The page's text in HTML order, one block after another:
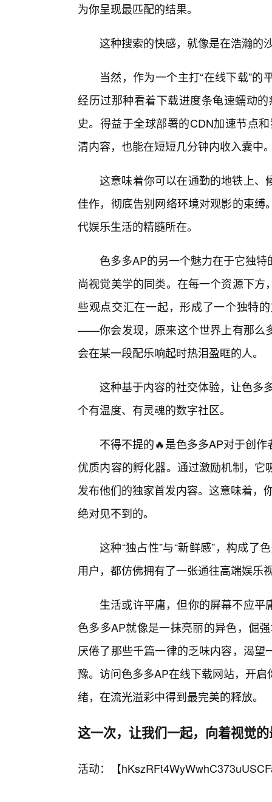
为你呈现最匹配的结果。
这种搜索的快感，就像是在浩瀚的
当然，作为一个主打“在线下载”
经历过那种看着下载进度条龟速蠕动
史。得益于全球部署的CDN加速节点
清内容，也能在短短几分钟内收入囊中
这意味着你可以在通勤的地铁上、
佳作，彻底告别网络环境对观影的束
代娱乐生活的精髓所在。
色多多AP的另一个魅力在于它独
尚视觉美学的同类。在每一个资源下
些观点交汇在一起，形成了一个独特
——你会发现，原来这个世界上有那么
会在某一段配乐响起时热泪盈眶的人。
这种基于内容的社交体验，让色多
个有温度、有灵魂的数字社区。
不得不提的🔥是色多多AP对于创
优质内容的孵化器。通过激励机制，
发布他们的独家首发内容。这意味着，
绝对见不到的。
这种“独占性”与“新鲜感”，构成了
用户，都仿佛拥有了一张通往高端娱乐
生活或许平庸，但你的屏幕不应
色多多AP就像是一抹亮丽的异色，倔
厌倦了那些千篇一律的乏味内容，渴
豫。访问色多多AP在线下载网站，开
绪，在流光溢彩中得到最完美的释放。
这一次，让我们一起，向着视觉
活动：【